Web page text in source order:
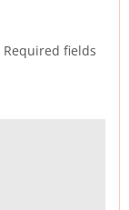
Required fields